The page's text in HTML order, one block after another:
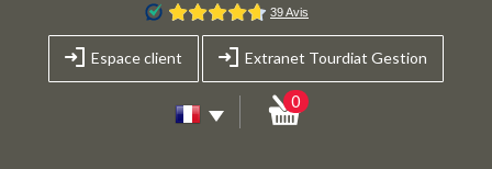
Espace client Extranet Tourdiat Gestion
0